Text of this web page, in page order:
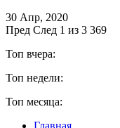
30 Апр, 2020
Пред След 1 из 3 369
Топ вчера:
Топ недели:
Топ месяца:
Главная